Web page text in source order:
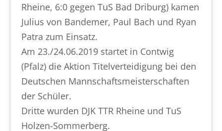
Rheine, 6:0 gegen TuS Bad Driburg) kamen
Julius von Bandemer, Paul Bach und Ryan
Patra zum Einsatz.
Am 23./24.06.2019 startet in Contwig
(Pfalz) die Aktion Titelverteidigung bei den
Deutschen Mannschaftsmeisterschaften
der Schüler.
Dritte wurden DJK TTR Rheine und TuS
Holzen-Sommerberg.